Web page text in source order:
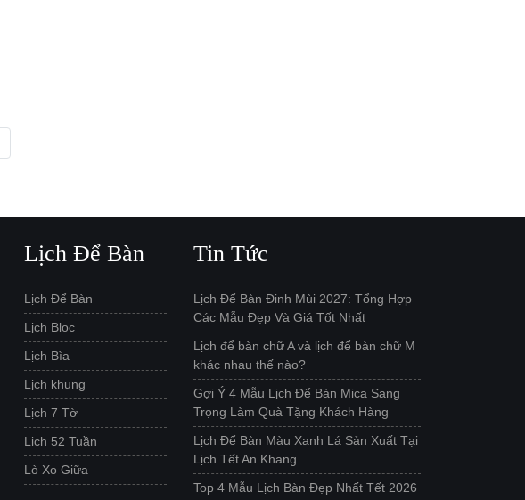
Lịch Để Bàn
Lịch Để Bàn
Lịch Bloc
Lịch Bìa
Lịch khung
Lịch 7 Tờ
Lịch 52 Tuần
Lò Xo Giữa
Tin Tức
Lịch Để Bàn Đinh Mùi 2027: Tổng Hợp
Các Mẫu Đẹp Và Giá Tốt Nhất
Lịch để bàn chữ A và lịch để bàn chữ M
khác nhau thế nào?
Gợi Ý 4 Mẫu Lịch Để Bàn Mica Sang
Trọng Làm Quà Tặng Khách Hàng
Lịch Để Bàn Màu Xanh Lá Sản Xuất Tại
Lịch Tết An Khang
Top 4 Mẫu Lịch Bàn Đẹp Nhất Tết 2026